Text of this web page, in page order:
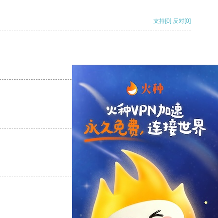
支持[0] 反对[0]
支持 [0] 反对 [0]
支持